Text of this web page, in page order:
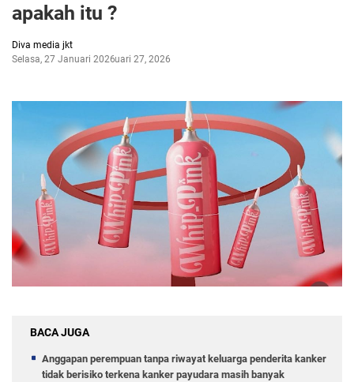
apakah itu ?
Diva media jkt
Selasa, 27 Januari 2026Januari 27, 2026
BACA JUGA
Anggapan perempuan tanpa riwayat keluarga penderita kanker
tidak berisiko terkena kanker payudara masih banyak